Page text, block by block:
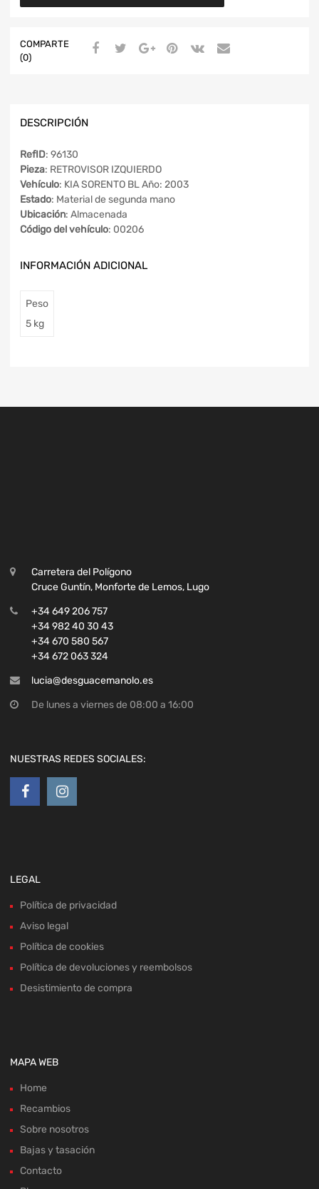
COMPARTE
(0)
DESCRIPCIÓN
RefID: 96130
Pieza: RETROVISOR IZQUIERDO
Vehículo: KIA SORENTO BL Año: 2003
Estado: Material de segunda mano
Ubicación: Almacenada
Código del vehículo: 00206
INFORMACIÓN ADICIONAL
Peso
5 kg
+34 670 580 567
+34 672 063 324
lucia@desguacemanolo.es
De lunes a viernes de 08:00 a 16:00
Política de cookies
Política de devoluciones y reembolsos
Desistimiento de compra
Sobre nosotros
Bajas y tasación
Contacto
Blog